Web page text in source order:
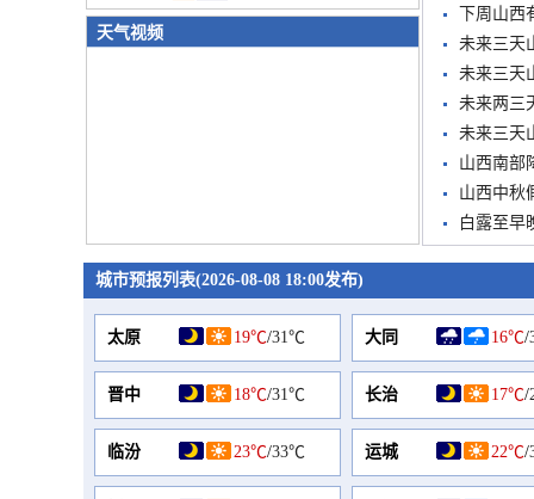
天气视频
下周山
未来三天
未来三天
未来两三
未来三天
山西南部
山西中秋
白露至早
城市预报列表(2026-08-08 18:00发布)
太原 19℃/31℃ 大同 16℃/
晋中 18℃/31℃ 长治 17℃/
临汾 23℃/33℃ 运城 22℃/